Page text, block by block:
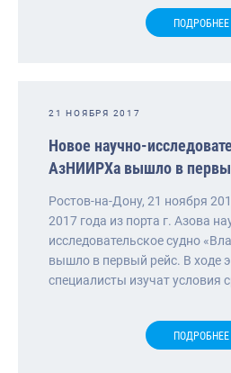
ПОДРОБНЕЕ
21 НОЯБРЯ 2017
Новое научно-
АзНИИРХа вышло в
Ростов-на-Дону, 21 ноября
2017 года из порта г. Азова
исследовательское судно
вышло в первый рейс. В ходе
специалисты изучат условия
ПОДРОБНЕЕ